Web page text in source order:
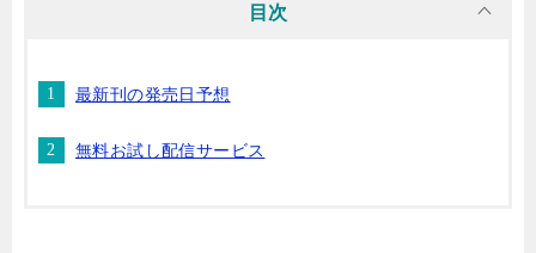
目次
最新刊の発売日予想
無料お試し配信サービス